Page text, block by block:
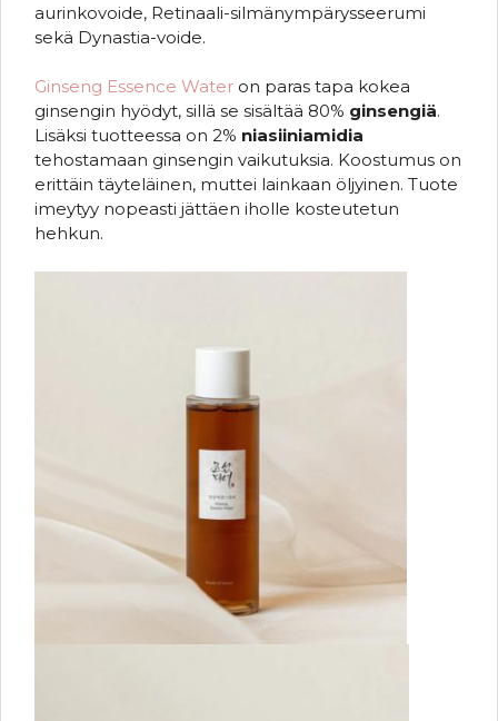
aurinkovoide, Retinaali-silmänympärysseerumi
sekä Dynastia-voide.
Ginseng Essence Water on paras tapa kokea
ginsengin hyödyt, sillä se sisältää 80% ginsengiä.
Lisäksi tuotteessa on 2% niasiiniamidia
tehostamaan ginsengin vaikutuksia. Koostumus on
erittäin täyteläinen, muttei lainkaan öljyinen. Tuote
imeytyy nopeasti jättäen iholle kosteutetun
hehkun.